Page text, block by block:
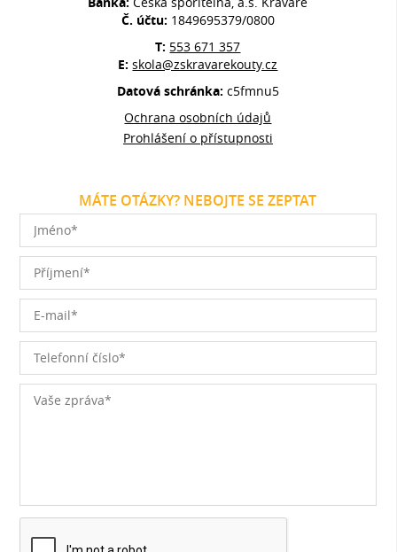
Č. účtu: 1849695379/0800
T: 553 671 357
E:skola@zskravarekouty.cz
Datová schránka: c5fmnu5
Ochrana osobních údajů
Prohlášení o přístupnosti
MÁTE OTÁZKY? NEBOJTE SE ZEPTAT